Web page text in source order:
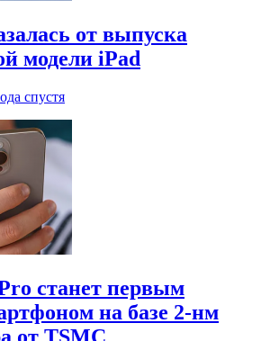
от выпуска
модели iPad
спустя
станет первым
на базе 2-нм
от TSMC